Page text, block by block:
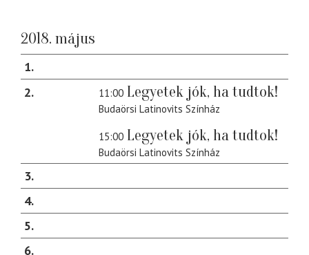
2018. május
1
2
11:00 Legyetek jók, ha tudtok!
Budaörsi Latinovits Színház
15:00 Legyetek jók, ha tudtok!
Budaörsi Latinovits Színház
3
4
5
6